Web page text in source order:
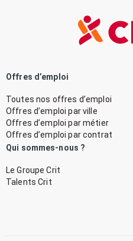
Offres d’emploi
Toutes nos offres d’emploi
Offres d’emploi par ville
Offres d’emploi par métier
Offres d’emploi par contrat
Qui sommes-nous ?
Le Groupe Crit
Talents Crit